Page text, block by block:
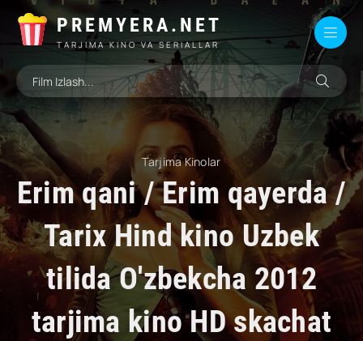
PREMYERA.NET
TARJIMA KINO VA SERIALLAR
Tarjima Kinolar
Erim qani / Erim qayerda /
Tarix Hind kino Uzbek
tilida O'zbekcha 2012
tarjima kino HD skachat